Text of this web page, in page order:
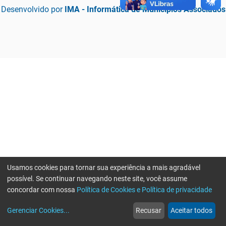
Desenvolvido por IMA - Informática de Municípios Associados
web
Notícias
more_horiz
Mais
Usamos cookies para tornar sua experiência a mais agradável
possível. Se continuar navegando neste site, você assume
concordar com nossa Política de Cookies e Política de privacidade
Gerenciar Cookies... Recusar Aceitar todos
Erro ao enviar informações, por favor tente novamente